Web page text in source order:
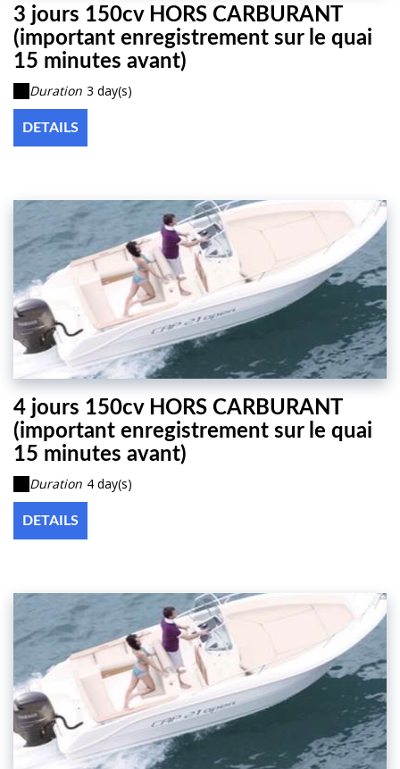
3 jours 150cv HORS CARBURANT
(important enregistrement sur le quai
15 minutes avant)
Duration 3 day(s)
DETAILS
4 jours 150cv HORS CARBURANT
(important enregistrement sur le quai
15 minutes avant)
Duration 4 day(s)
DETAILS